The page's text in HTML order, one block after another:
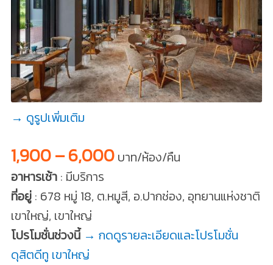
→ ดูรูปเพิ่มเติม
1,900 – 6,000บาท/ห้อง/คืน
อาหารเช้า: มีบริการ
ที่อยู่: 678 หมู่ 18, ต.หมูสี, อ.ปากช่อง, อุทยานแห่งชาติ
เขาใหญ่, เขาใหญ่
โปรโมชั่นช่วงนี้ → กดดูรายละเอียดและโปรโมชั่น
ดุสิตดีทู เขาใหญ่